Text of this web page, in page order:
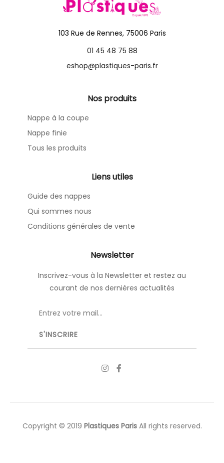
103 Rue de Rennes, 75006 Paris
01 45 48 75 88
eshop@plastiques-paris.fr
Nos produits
Nappe à la coupe
Nappe finie
Tous les produits
Liens utiles
Guide des nappes
Qui sommes nous
Conditions générales de vente
Newsletter
Inscrivez-vous à la Newsletter et restez au
courant de nos dernières actualités
Copyright © 2019 Plastiques ParisAll rights reserved.